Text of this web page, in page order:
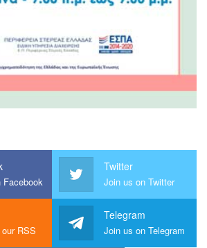
Twitter
Join us on Twitter
RSS
Telegram
Join us on Telegram